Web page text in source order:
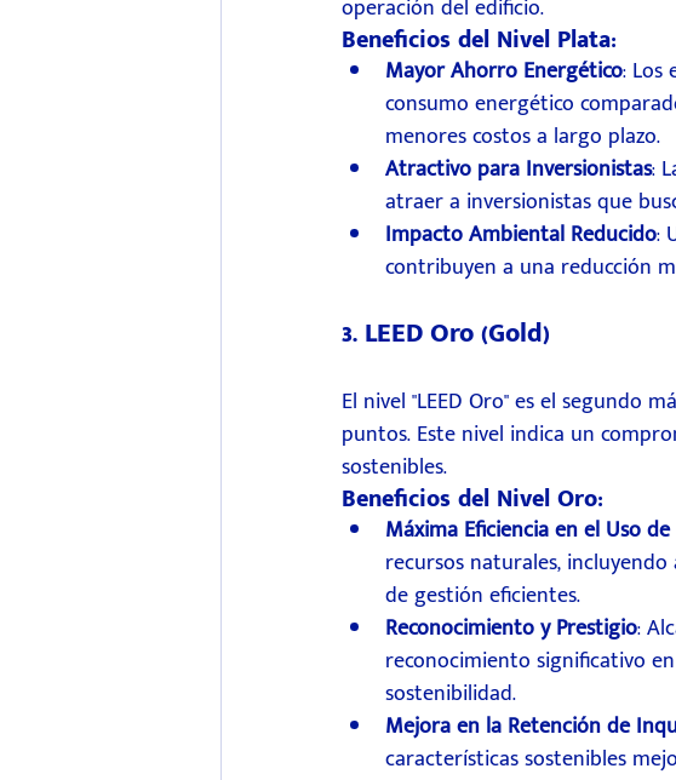
operación del edificio.
Beneficios del Nivel Plata:
Mayor Ahorro Energético: Los
consumo energético
menores costos a largo plazo.
Atractivo para Inversionistas:
atraer a inversionistas que
Impacto Ambiental Reducido:
contribuyen a una reducción
3. LEED Oro (Gold)
El nivel "LEED Oro" es el segundo
puntos. Este nivel indica un
sostenibles.
Beneficios del Nivel Oro:
Máxima Eficiencia en el Uso de
recursos naturales,
de gestión eficientes.
Reconocimiento y Prestigio:
reconocimiento significativo
sostenibilidad.
Mejora en la Retención de
características sostenibles